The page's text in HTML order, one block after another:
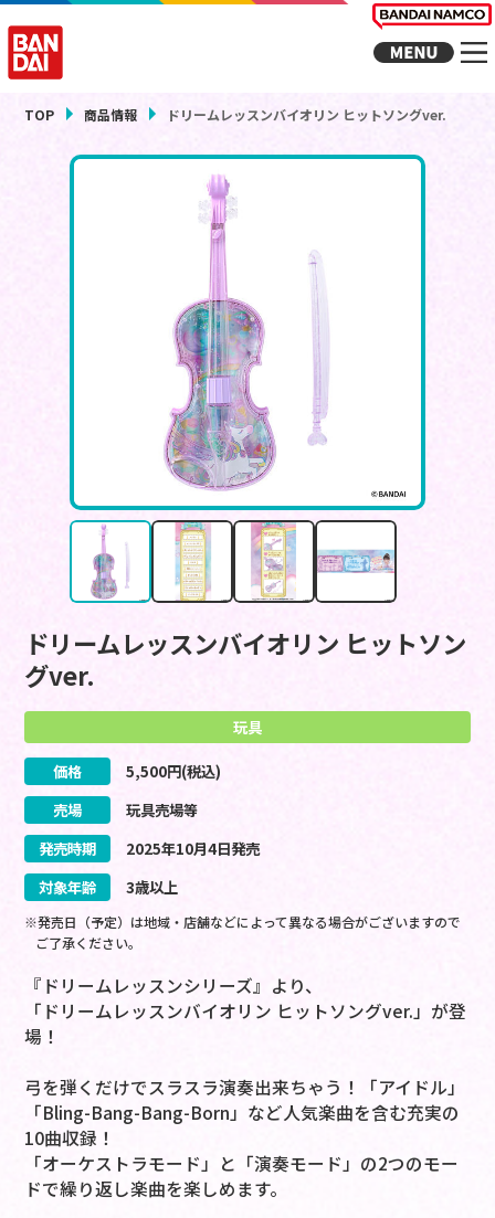
TOP 商品情報 ドリームレッスンバイオリン ヒットソングver.
ドリームレッスンバイオリン ヒットソン
グver.
玩具
価格 5,500円(税込)
売場
玩具売場等
発売時期
2025年10月4日発売
対象年齢
3歳以上
※発売日（予定）は地域・店舗などによって異なる場合がございますので
ご了承ください。
『ドリームレッスンシリーズ』より、
「ドリームレッスンバイオリン ヒットソングver.」が登
場！
弓を弾くだけでスラスラ演奏出来ちゃう！「アイドル」
「Bling-Bang-Bang-Born」など人気楽曲を含む充実の
10曲収録！
「オーケストラモード」と「演奏モード」の2つのモー
ドで繰り返し楽曲を楽しめます。